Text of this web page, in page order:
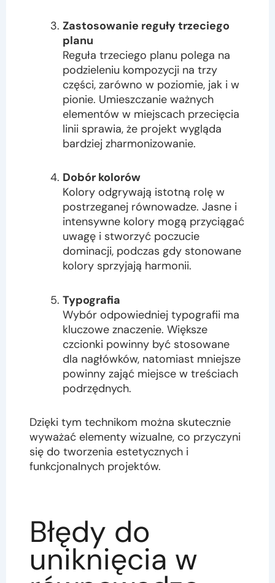
Zastosowanie reguły trzeciego
planu
Reguła trzeciego planu polega na
podzieleniu kompozycji na trzy
części, zarówno w poziomie, jak i w
pionie. Umieszczanie ważnych
elementów w miejscach przecięcia
linii sprawia, że projekt wygląda
bardziej zharmonizowanie.
Dobór kolorów
Kolory odgrywają istotną rolę w
postrzeganej równowadze. Jasne i
intensywne kolory mogą przyciągać
uwagę i stworzyć poczucie
dominacji, podczas gdy stonowane
kolory sprzyjają harmonii.
Typografia
Wybór odpowiedniej typografii ma
kluczowe znaczenie. Większe
czcionki powinny być stosowane
dla nagłówków, natomiast mniejsze
powinny zająć miejsce w treściach
podrzędnych.
Dzięki tym technikom można skutecznie
wyważać elementy wizualne, co przyczyni
się do tworzenia estetycznych i
funkcjonalnych projektów.
Błędy do
uniknięcia w